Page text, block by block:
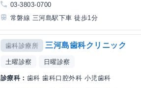
03-3803-0700
常磐線 三河島駅下車 徒歩1分
歯科診療所 三河島歯科クリニック
土曜診察 日曜診察
診療科： 歯科 歯科口腔外科 小児歯科